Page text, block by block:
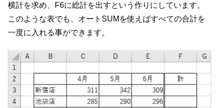
横計を求め、F6に総計を出すという作りにしています。
このような表でも、オートSUMを使えばすべての合計を
一度に入れる事ができます。